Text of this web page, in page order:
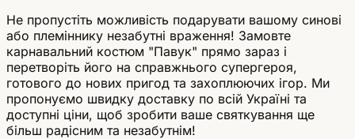
Не пропустіть можливість подарувати вашому синові
або племіннику незабутні враження! Замовте
карнавальний костюм "Павук" прямо зараз і
перетворіть його на справжнього супергероя,
готового до нових пригод та захоплюючих ігор. Ми
пропонуємо швидку доставку по всій Україні та
доступні ціни, щоб зробити ваше святкування ще
більш радісним та незабутнім!